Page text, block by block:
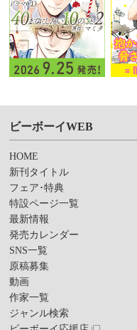
ビーボーイWEB
HOME
新刊タイトル
フェア･特典
特設ページ一覧
最新情報
発売カレンダー
SNS一覧
原稿募集
動画
作家一覧
ジャンル検索